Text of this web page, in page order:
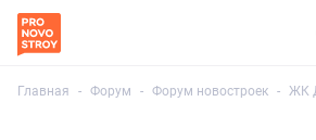
Главная Форум Форум новостроек ЖК